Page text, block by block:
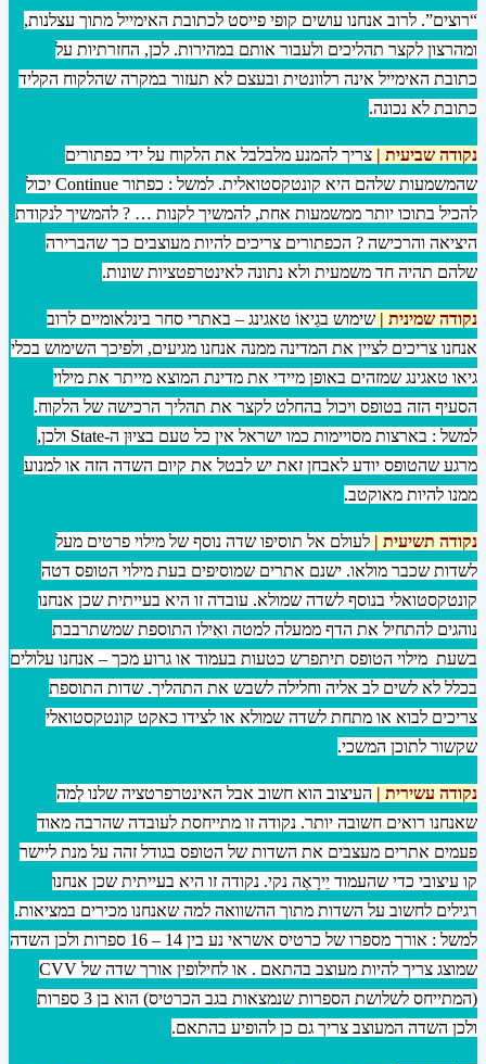
“רוצים”. לרוב אנחנו עושים קופי פייסט לכתובת האימייל מתוך עצלנות,
ומהרצון לקצר תהליכים ולעבור אותם במהירות. לכן, החזרתיות על
כתובת האימייל אינה רלוונטית ובעצם לא תעזור במקרה שהלקוח הקליד
כתובת לא נכונה.
נקודה שביעית | צריך להמנע מלבלבל את הלקוח על ידי כפתורים
שהמשמעות שלהם היא קונטקסטואלית. למשל : כפתור Continue יכול
להכיל בתוכו יותר ממשמעות אחת, להמשיך לקנות … ? להמשיך לנקודת
היציאה והרכישה ? הכפתורים צריכים להיות מעוצבים כך שהברירה
שלהם תהיה חד משמעית ולא נתונה לאינטרפטציות שונות.
נקודה שמינית | שימוש בגֵיאוֹ טאגינג – באתרי סחר בינלאומיים לרוב
אנחנו צריכים לציין את המדינה ממנה אנחנו מגיעים, ולפיכך השימוש בכלי
גיאו טאגינג שמזהים באופן מיידי את מדינת המוצא מייתר את מילוי
הסעיף הזה בטופס ויכול בהחלט לקצר את תהליך הרכישה של הלקוח.
למשל : בארצות מסויימות כמו ישראל אין כל טעם בציוּן ה-State ולכן,
מרגע שהטופס יודע לאבחן זאת יש לבטל את קיום השדה הזה או למנוע
ממנו להיות מאוקטב.
נקודה תשיעית | לעולם אל תוסיפו שדה נוסף של מילוי פרטים מעל
לשדות שכבר מולאו. ישנם אתרים שמוסיפים בעת מילוי הטופס דטה
קונטקסטואלי בנוסף לשדה שמולא. עובדה זו היא בעייתית שכן אנחנו
נוהגים להתחיל את הדף ממעלה למטה ואִילו התוספת שמשתרבבת
בשעת מילוי הטופס תיתפרש כטעות בעמוד או גרוע מכך – אנחנו עלולים
בכלל לא לשים לב אליה וחלילה לשבש את התהליך. שדות התוספת
צריכים לבוא או מתחת לשדה שמולא או לצידו כאקט קונטקסטואלי
שקשור לתוכן המשכי.
נקודה עשירית | העיצוב הוא חשוב אבל האינטרפרטציה שלנו לְמה
שאנחנו רואים חשובה יותר. נקודה זו מתייחסת לעובדה שהרבה מאוד
פעמים אתרים מעצבים את השדות של הטופס בגודל זהה על מנת ליישר
קו עיצובי כדי שהעמוד יֵירָאֶה נקי. נקודה זו היא בעייתית שכן אנחנו
רגילים לחשוב על השדות מתוך ההשוואה למה שאנחנו מכירים במציאות.
למשל : אורך מספרו של כרטיס אשראי נע בין 14 – 16 ספרות ולכן השדה
שמוצג צריך להיות מעוצב בהתאם . או לחילופין אורך שדה של CVV
(המתייחס לשלושת הספרות שנמצאות בגב הכרטיס) הוא בן 3 ספרות
ולכן השדה המעוצב צריך גם כן להופיע בהתאם.